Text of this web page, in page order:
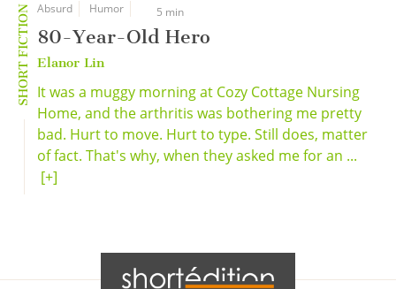
SHORT FICTION Absurd Humor 5 min
80-Year-Old Hero
Elanor Lin
It was a muggy morning at Cozy Cottage Nursing
Home, and the arthritis was bothering me pretty
bad. Hurt to move. Hurt to type. Still does, matter
of fact. That's why, when they asked me for an ...
[+]